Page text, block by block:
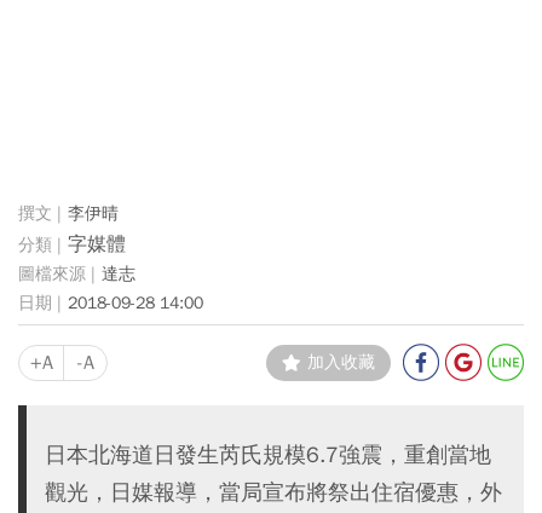
李伊晴
字媒體
達志
2018-09-28 14:00
+A -A 加入收藏
日本北海道日發生芮氏規模6.7強震，重創當地
觀光，日媒報導，當局宣布將祭出住宿優惠，外